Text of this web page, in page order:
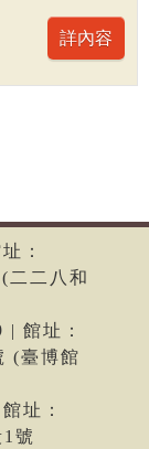
：
二二八和
館址：
(臺博館
址：
號